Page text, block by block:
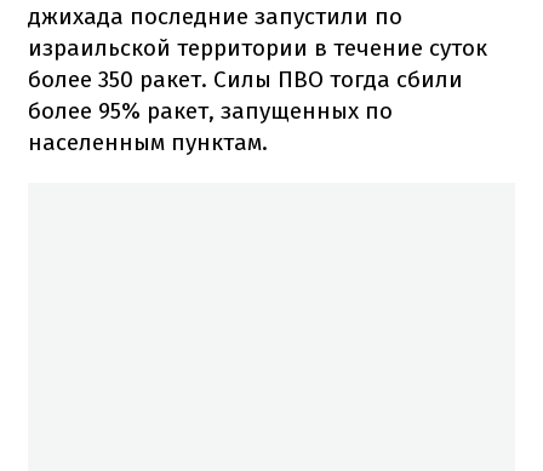
джихада последние запустили по
израильской территории в течение суток
более 350 ракет. Силы ПВО тогда сбили
более 95% ракет, запущенных по
населенным пунктам.